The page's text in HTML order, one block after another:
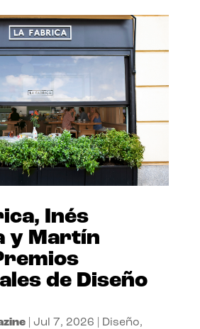
Inés
y Martín
de Diseño
| Jul 7, 2026 Diseño,